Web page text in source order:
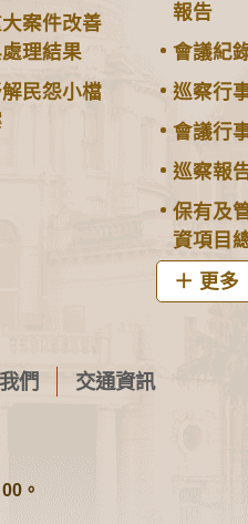
案件改善
理結果
民怨小檔
報告
會議紀
巡察行
會議行
巡察報
保有及
資項目
更多
們 交通資訊
。